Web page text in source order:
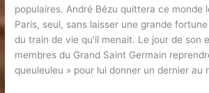
populaires. André Bézu quittera ce monde
Paris, seul, sans laisser une grande
du train de vie qu’il menait. Le jour de son
membres du Grand Saint Germain
queuleuleu » pour lui donner un dernier au